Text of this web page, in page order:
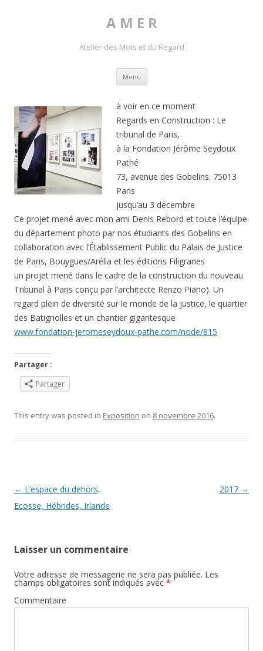
A M E R
Atelier des Mots et du Regard
Menu Skip to content
à voir en ce moment
Regards en Construction : Le
tribunal de Paris,
à la Fondation Jérôme Seydoux
Pathé
73, avenue des Gobelins. 75013
Paris
jusqu’au 3 décembre
Ce projet mené avec mon ami Denis Rebord et toute l’équipe
du département photo par nos étudiants des Gobelins en
collaboration avec l’Établissement Public du Palais de Justice
de Paris, Bouygues/Arélia et les éditions Filigranes
un projet mené dans le cadre de la construction du nouveau
Tribunal à Paris conçu par l’architecte Renzo Piano). Un
regard plein de diversité sur le monde de la justice, le quartier
des Batignolles et un chantier gigantesque
www.fondation-jeromeseydoux-pathe.com/node/815
Partager :
Partager
This entry was posted in Exposition on 8 novembre 2016.
Post navigation
← L’espace du dehors,
Ecosse, Hébrides, Irlande
2017 →
Laisser un commentaire
Votre adresse de messagerie ne sera pas publiée. Les
champs obligatoires sont indiqués avec *
Commentaire